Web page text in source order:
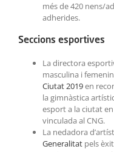
més de 420 nens/
adherides.
Seccions esportives
La directora
masculina i
Ciutat 2019en
la gimnàstica
esport a la ciutat
vinculada al CNG.
La nedadora
Generalitat pels